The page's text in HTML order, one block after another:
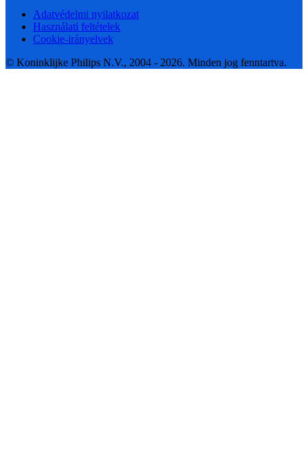
Adatvédelmi nyilatkozat
Használati feltételek
Cookie-irányelvek
© Koninklijke Philips N.V., 2004 - 2026. Minden jog fenntartva.